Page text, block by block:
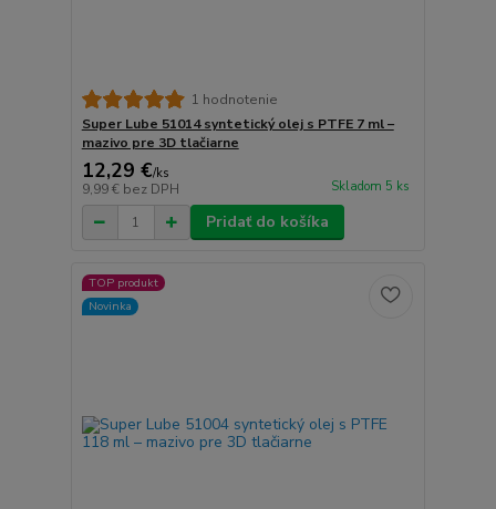
1 hodnotenie
Super Lube 51014 syntetický olej s PTFE 7 ml –
mazivo pre 3D tlačiarne
12,29 €/ks
9,99 € bez DPH Skladom 5 ks
Pridať do košíka
TOP produkt
Novinka